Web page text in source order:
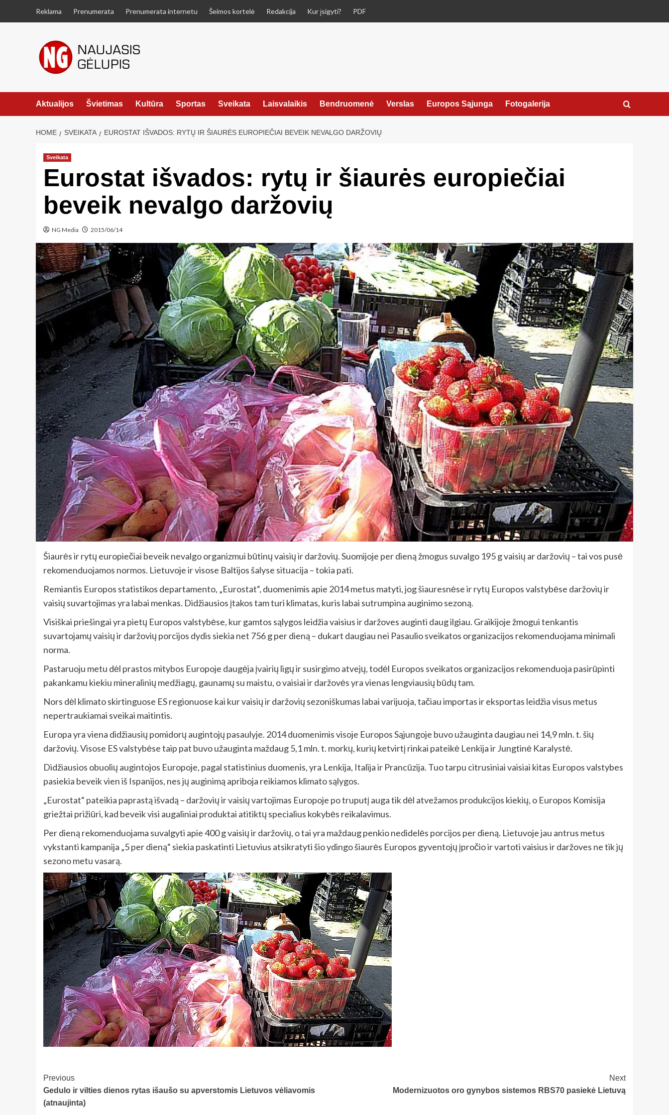
Reklama Prenumerata Prenumerata internetu Šeimos kortelė Redakcija Kur įsigyti? PDF
Aktualijos Švietimas Kultūra Sportas Sveikata Laisvalaikis Bendruomenė Verslas Europos Sąjunga Fotogalerija
HOME SVEIKATA EUROSTAT IŠVADOS: RYTŲ IR ŠIAURĖS EUROPIEČIAI BEVEIK NEVALGO DARŽOVIŲ
Sveikata
Eurostat išvados: rytų ir šiaurės europiečiai
beveik nevalgo daržovių
NG Media 2015/06/14
Šiaurės ir rytų europiečiai beveik nevalgo organizmui būtinų vaisių ir daržovių. Suomijoje per dieną žmogus suvalgo 195 g vaisių ar daržovių – tai vos pusė
rekomenduojamos normos. Lietuvoje ir visose Baltijos šalyse situacija – tokia pati.
Remiantis Europos statistikos departamento, „Eurostat“, duomenimis apie 2014 metus matyti, jog šiauresnėse ir rytų Europos valstybėse daržovių ir
vaisių suvartojimas yra labai menkas. Didžiausios įtakos tam turi klimatas, kuris labai sutrumpina auginimo sezoną.
Visiškai priešingai yra pietų Europos valstybėse, kur gamtos sąlygos leidžia vaisius ir daržoves auginti daug ilgiau. Graikijoje žmogui tenkantis
suvartojamų vaisių ir daržovių porcijos dydis siekia net 756 g per dieną – dukart daugiau nei Pasaulio sveikatos organizacijos rekomenduojama minimali
norma.
Pastaruoju metu dėl prastos mitybos Europoje daugėja įvairių ligų ir susirgimo atvejų, todėl Europos sveikatos organizacijos rekomenduoja pasirūpinti
pakankamu kiekiu mineralinių medžiagų, gaunamų su maistu, o vaisiai ir daržovės yra vienas lengviausių būdų tam.
Nors dėl klimato skirtinguose ES regionuose kai kur vaisių ir daržovių sezoniškumas labai varijuoja, tačiau importas ir eksportas leidžia visus metus
nepertraukiamai sveikai maitintis.
Europa yra viena didžiausių pomidorų augintojų pasaulyje. 2014 duomenimis visoje Europos Sąjungoje buvo užauginta daugiau nei 14,9 mln. t. šių
daržovių. Visose ES valstybėse taip pat buvo užauginta maždaug 5,1 mln. t. morkų, kurių ketvirtį rinkai pateikė Lenkija ir Jungtinė Karalystė.
Didžiausios obuolių augintojos Europoje, pagal statistinius duomenis, yra Lenkija, Italija ir Prancūzija. Tuo tarpu citrusiniai vaisiai kitas Europos valstybes
pasiekia beveik vien iš Ispanijos, nes jų auginimą apriboja reikiamos klimato sąlygos.
„Eurostat“ pateikia paprastą išvadą – daržovių ir vaisių vartojimas Europoje po truputį auga tik dėl atvežamos produkcijos kiekių, o Europos Komisija
griežtai prižiūri, kad beveik visi augaliniai produktai atitiktų specialius kokybės reikalavimus.
Per dieną rekomenduojama suvalgyti apie 400 g vaisių ir daržovių, o tai yra maždaug penkio nedidelės porcijos per dieną. Lietuvoje jau antrus metus
vykstanti kampanija „5 per dieną“ siekia paskatinti Lietuvius atsikratyti šio ydingo šiaurės Europos gyventojų įpročio ir vartoti vaisius ir daržoves ne tik jų
sezono metu vasarą.
Post
Navigation
Previous
Gedulo ir vilties dienos rytas išaušo su apverstomis Lietuvos vėliavomis
(atnaujinta)
Next
Modernizuotos oro gynybos sistemos RBS70 pasiekė Lietuvą